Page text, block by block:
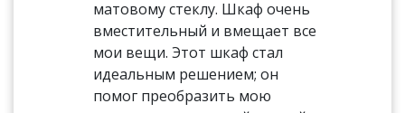
матовому стеклу. Шкаф очень
вместительный и вмещает все
мои вещи. Этот шкаф стал
идеальным решением; он
помог преобразить мою